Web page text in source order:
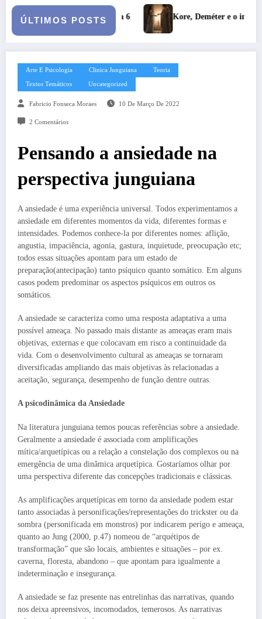
ÚLTIMOS POSTS
Deméter e o inverno: a fertilidade das profundezas
Arte E Psicologia Clinica Junguiana Teoria
Textos Temáticos Uncategorized
Fabricio Fonseca Moraes 10 De Março De 2022
2 Comentários
Pensando a ansiedade na
perspectiva junguiana
A ansiedade é uma experiência universal. Todos experimentamos a
ansiedade em diferentes momentos da vida, diferentes formas e
intensidades. Podemos conhece-la por diferentes nomes: aflição,
angustia, impaciência, agonia, gastura, inquietude, preocupação etc;
todos essas situações apontam para um estado de
preparação(antecipação) tanto psíquico quanto somático. Em alguns
casos podem predominar os aspectos psíquicos em outros os
somáticos.
A ansiedade se caracteriza como uma resposta adaptativa a uma
possível ameaça. No passado mais distante as ameaças eram mais
objetivas, externas e que colocavam em risco a continuidade da
vida. Com o desenvolvimento cultural as ameaças se tornaram
diversificadas ampliando das mais objetivas às relacionadas a
aceitação, segurança, desempenho de função dentre outras.
A psicodinâmica da Ansiedade
Na literatura junguiana temos poucas referências sobre a ansiedade.
Geralmente a ansiedade é associada com amplificações
mítica/arquetípicas ou a relação a constelação dos complexos ou na
emergência de uma dinâmica arquetípica. Gostaríamos olhar por
uma perspectiva diferente das concepções tradicionais e clássicas.
As amplificações arquetípicas em torno da ansiedade podem estar
tanto associadas à personificações/representações do trickster ou da
sombra (personificada em monstros) por indicarem perigo e ameaça,
quanto ao Jung (2000, p.47) nomeou de “arquétipos de
transformação” que são locais, ambientes e situações – por ex.
caverna, floresta, abandono – que apontam para igualmente a
indeterminação e insegurança.
A ansiedade se faz presente nas entrelinhas das narrativas, quando
nos deixa apreensivos, incomodados, temerosos. As narrativas